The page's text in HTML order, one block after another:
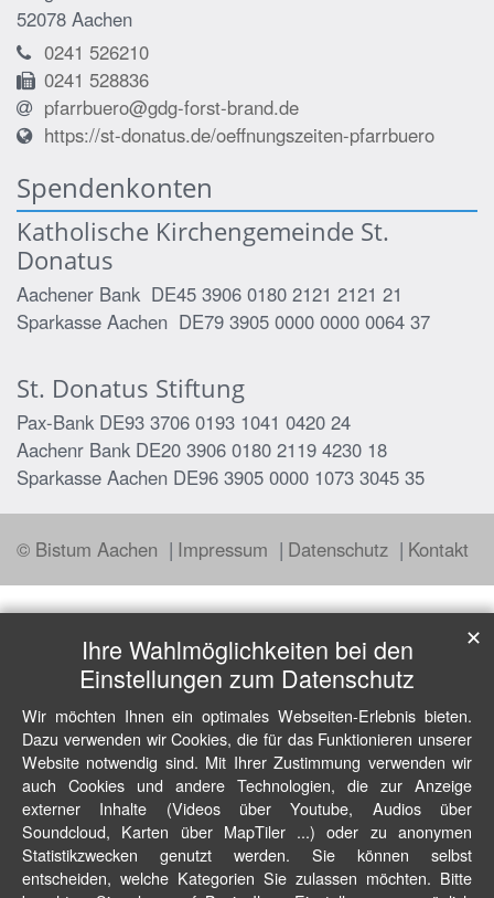
52078 Aachen
0241 526210
0241 528836
pfarrbuero@gdg-forst-brand.de
https://st-donatus.de/oeffnungszeiten-pfarrbuero
Spendenkonten
Katholische Kirchengemeinde St.
Donatus
Aachener Bank DE45 3906 0180 2121 2121 21
Sparkasse Aachen DE79 3905 0000 0000 0064 37
St. Donatus Stiftung
Pax-Bank DE93 3706 0193 1041 0420 24
Aachenr Bank DE20 3906 0180 2119 4230 18
Sparkasse Aachen DE96 3905 0000 1073 3045 35
© Bistum Aachen Impressum Datenschutz Kontakt
Ihre Wahlmöglichkeiten bei den
Einstellungen zum Datenschutz
Wir möchten Ihnen ein optimales Webseiten-Erlebnis bieten.
Dazu verwenden wir Cookies, die für das Funktionieren unserer
Website notwendig sind. Mit Ihrer Zustimmung verwenden wir
auch Cookies und andere Technologien, die zur Anzeige
externer Inhalte (Videos über Youtube, Audios über
Soundcloud, Karten über MapTiler ...) oder zu anonymen
Statistikzwecken genutzt werden. Sie können selbst
entscheiden, welche Kategorien Sie zulassen möchten. Bitte
✕